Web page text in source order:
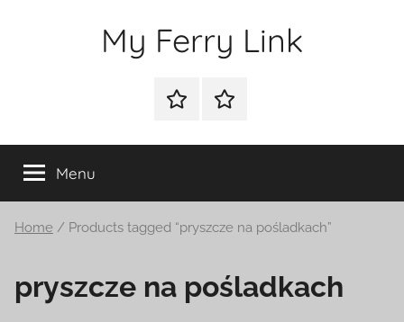
My Ferry Link
Sklep Blog
Menu
Home / Products tagged “pryszcze na pośladkach”
pryszcze na pośladkach